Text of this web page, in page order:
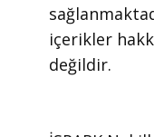
içerikler
değildir.